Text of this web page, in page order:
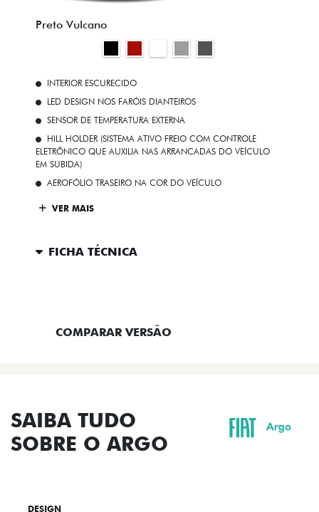
Preto Vulcano
INTERIOR ESCURECIDO
LED DESIGN NOS FARÓIS DIANTEIROS
SENSOR DE TEMPERATURA EXTERNA
HILL HOLDER (SISTEMA ATIVO FREIO COM CONTROLE
ELETRÔNICO QUE AUXILIA NAS ARRANCADAS DO VEÍCULO
EM SUBIDA)
AEROFÓLIO TRASEIRO NA COR DO VEÍCULO
VER MAIS
FICHA TÉCNICA
COMPARAR VERSÃO
SAIBA TUDO
SOBRE O ARGO
DESIGN